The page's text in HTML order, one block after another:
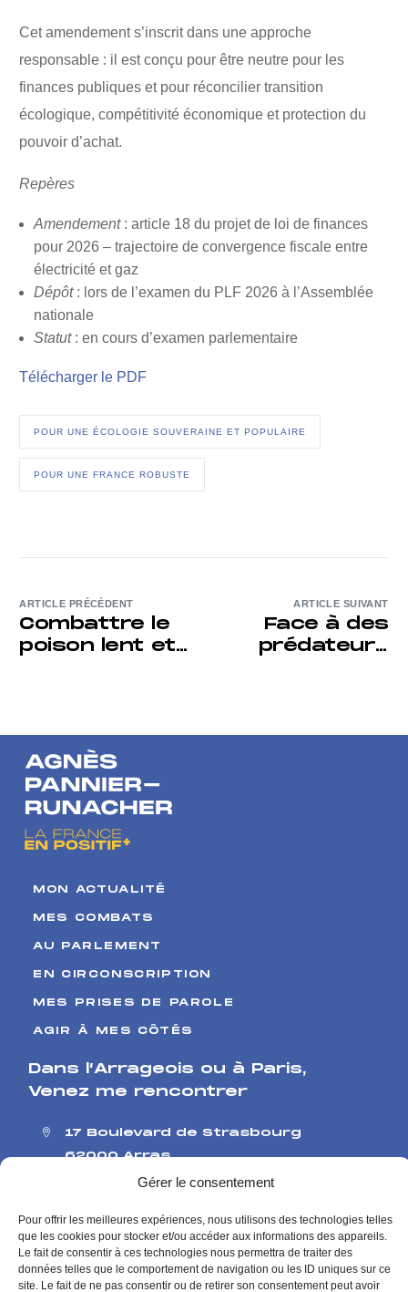
Gérer le consentement
Pour offrir les meilleures expériences, nous utilisons des technologies telles
que les cookies pour stocker et/ou accéder aux informations des appareils.
Le fait de consentir à ces technologies nous permettra de traiter des
données telles que le comportement de navigation ou les ID uniques sur ce
site. Le fait de ne pas consentir ou de retirer son consentement peut avoir
Cet amendement s’inscrit dans une approche
responsable : il est conçu pour être neutre pour les
finances publiques et pour réconcilier transition
écologique, compétitivité économique et protection du
pouvoir d’achat.
Repères
Amendement: article 18 du projet de loi de finances
pour 2026 – trajectoire de convergence fiscale entre
électricité et gaz
Dépôt: lors de l’examen du PLF 2026 à l’Assemblée
nationale
Statut: en cours d’examen parlementaire
Télécharger le PDF
POUR UNE ÉCOLOGIE SOUVERAINE ET POPULAIRE
POUR UNE FRANCE ROBUSTE
ARTICLE PRÉCÉDENT
Combattre le
poison lent et
transformée
ARTICLE SUIVANT
Face à des
prédateurs
servir de l’Etat
MON ACTUALITÉ
MES COMBATS
AU PARLEMENT
EN CIRCONSCRIPTION
MES PRISES DE PAROLE
AGIR À MES CÔTÉS
Dans l’Arrageois ou à Paris,
Venez me rencontrer
17 Boulevard de Strasbourg
62000 Arras
126 rue de l’Université
Me contacter
Contact presse
Mentions Légales Politique de Confidentialité